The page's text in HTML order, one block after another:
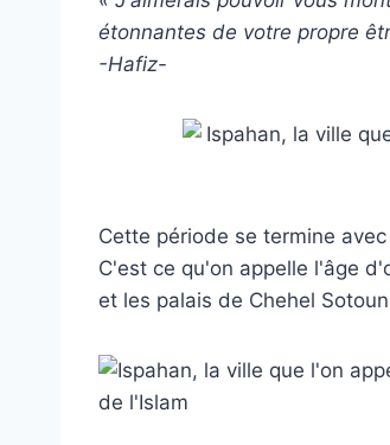
étonnantes de votre propre
-Hafiz-
Cette période se termine
C'est ce qu'on appelle l'âge
et les palais de Chehel